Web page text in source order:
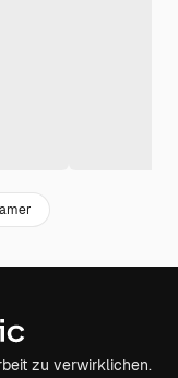
zu verwirklichen.